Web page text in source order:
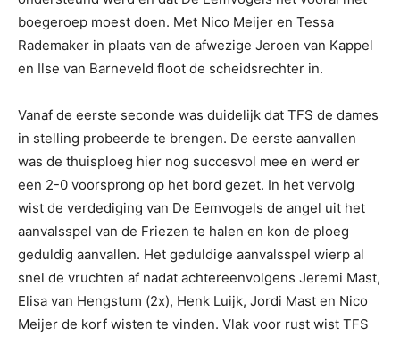
boegeroep moest doen. Met Nico Meijer en Tessa
Rademaker in plaats van de afwezige Jeroen van Kappel
en Ilse van Barneveld floot de scheidsrechter in.
Vanaf de eerste seconde was duidelijk dat TFS de dames
in stelling probeerde te brengen. De eerste aanvallen
was de thuisploeg hier nog succesvol mee en werd er
een 2-0 voorsprong op het bord gezet. In het vervolg
wist de verdediging van De Eemvogels de angel uit het
aanvalsspel van de Friezen te halen en kon de ploeg
geduldig aanvallen. Het geduldige aanvalsspel wierp al
snel de vruchten af nadat achtereenvolgens Jeremi Mast,
Elisa van Hengstum (2x), Henk Luijk, Jordi Mast en Nico
Meijer de korf wisten te vinden. Vlak voor rust wist TFS